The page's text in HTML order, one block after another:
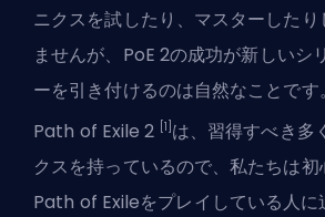
ニクスを試したり、マスターした
ませんが、PoE 2の成功が新しいシ
ーを引き付けるのは自然なことです
Path of Exile 2 [1] は、習得すべき多
クスを持っているので、私たちは初
Path of Exileをプレイしている人に